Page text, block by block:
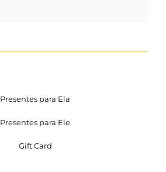
Presentes para Ela
Presentes para Ele
Gift Card